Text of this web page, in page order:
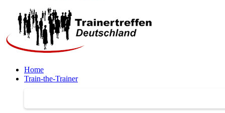
Home
Train-the-Trainer